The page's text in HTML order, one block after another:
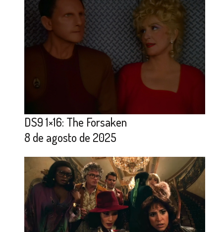
DS9 1×16: The Forsaken
8 de agosto de 2025